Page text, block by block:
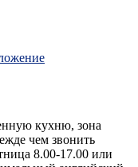
кухню, зона
чем звонить
8.00-17.00 или